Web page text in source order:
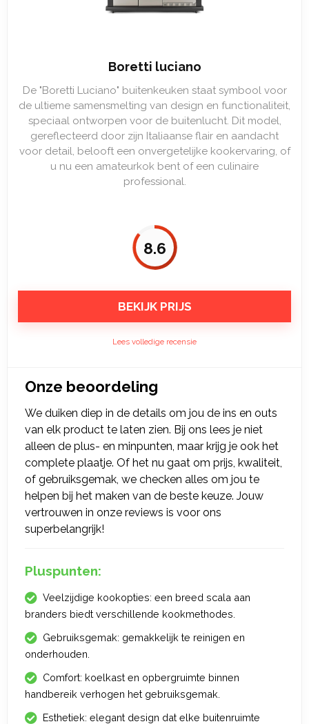
Boretti luciano
De "Boretti Luciano" buitenkeuken staat symbool voor
de ultieme samensmelting van design en functionaliteit,
speciaal ontworpen voor de buitenlucht. Dit model,
gereflecteerd door zijn Italiaanse flair en aandacht
voor detail, belooft een onvergetelijke kookervaring, of
u nu een amateurkok bent of een culinaire
professional.
8.6
BEKIJK PRIJS
Lees volledige recensie
Onze beoordeling
We duiken diep in de details om jou de ins en outs
van elk product te laten zien. Bij ons lees je niet
alleen de plus- en minpunten, maar krijg je ook het
complete plaatje. Of het nu gaat om prijs, kwaliteit,
of gebruiksgemak, we checken alles om jou te
helpen bij het maken van de beste keuze. Jouw
vertrouwen in onze reviews is voor ons
superbelangrijk!
Pluspunten:
Veelzijdige kookopties: een breed scala aan
branders biedt verschillende kookmethodes.
Gebruiksgemak: gemakkelijk te reinigen en
onderhouden.
Comfort: koelkast en opbergruimte binnen
handbereik verhogen het gebruiksgemak.
Esthetiek: elegant design dat elke buitenruimte